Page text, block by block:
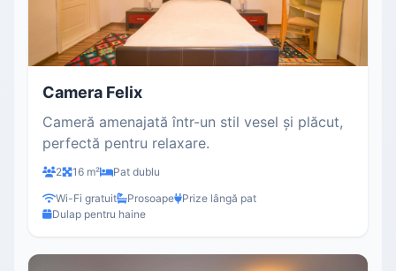
Camera Felix
Cameră amenajată într-un stil vesel și plăcut,
perfectă pentru relaxare.
2 16 m²
Pat dublu
Wi-Fi gratuit
Prosoape
Prize lângă pat
Dulap pentru haine